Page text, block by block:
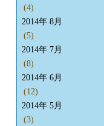
(4)
2014年 8月
(5)
2014年 7月
(8)
2014年 6月
(12)
2014年 5月
(3)